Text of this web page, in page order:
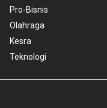
Pro-Bisnis
Olahraga
Kesra
Teknologi